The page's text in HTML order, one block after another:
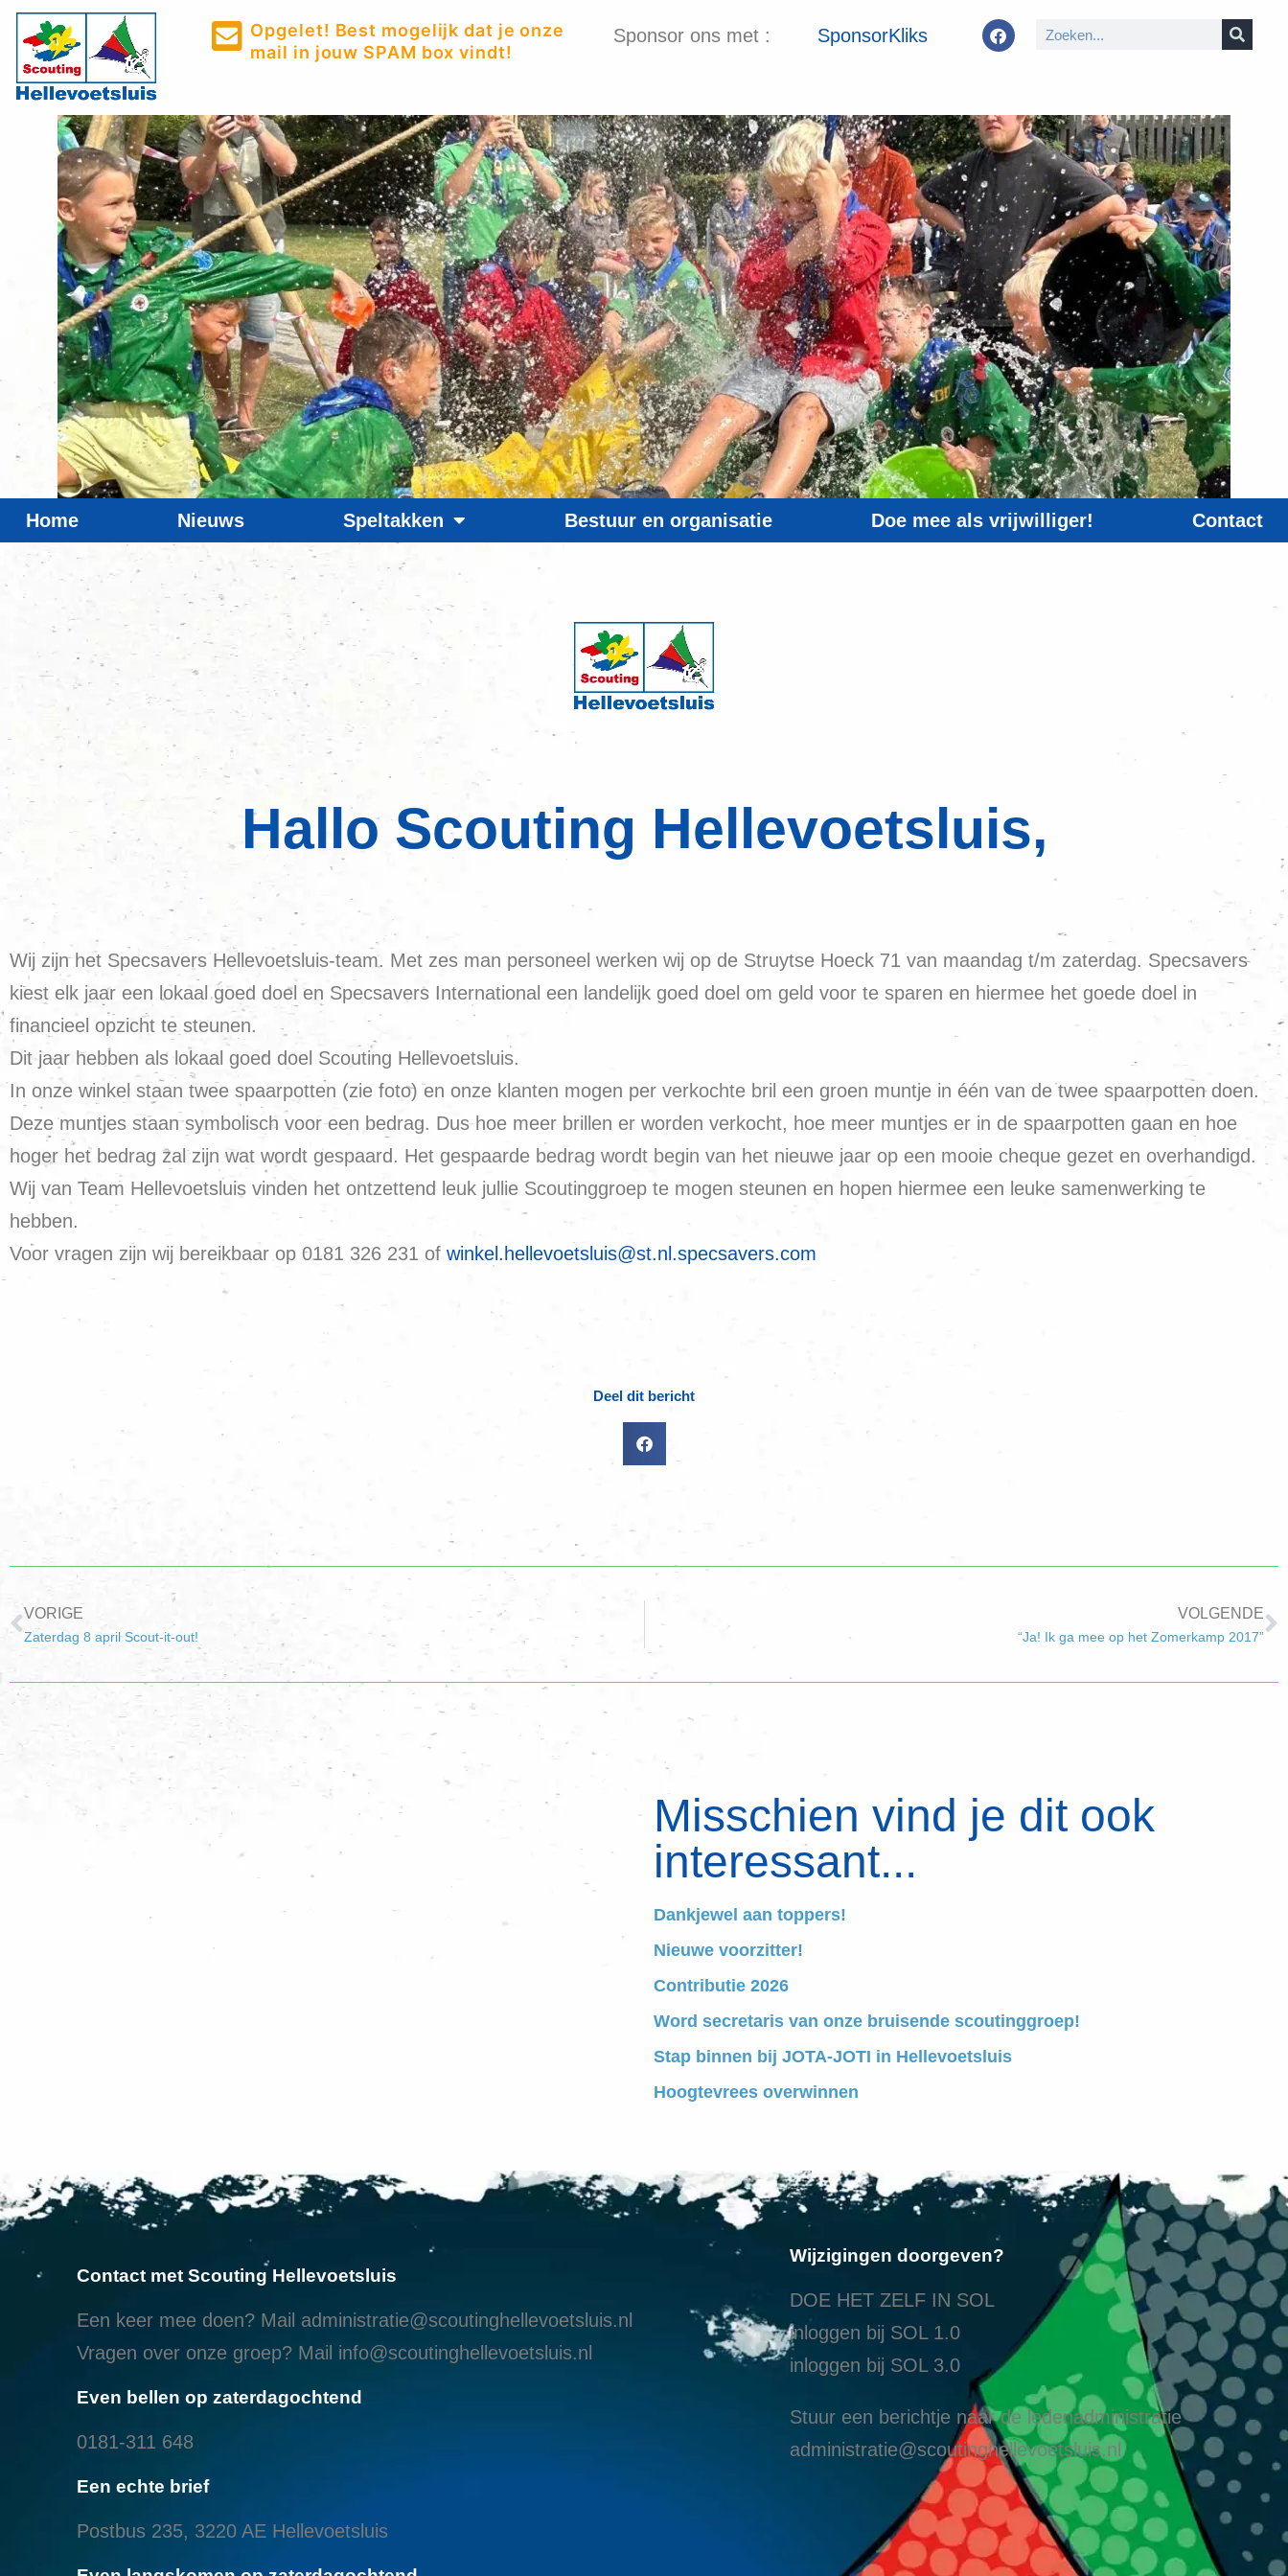
Opgelet! Best mogelijk dat je onze
mail in jouw SPAM box vindt!
Sponsor ons met : SponsorKliks
Home Nieuws Speltakken Bestuur en organisatie Doe mee als vrijwilliger! Contact
Hallo Scouting Hellevoetsluis,
Wij zijn het Specsavers Hellevoetsluis-team. Met zes man personeel werken wij op de Struytse Hoeck 71 van maandag t/m zaterdag. Specsavers
kiest elk jaar een lokaal goed doel en Specsavers International een landelijk goed doel om geld voor te sparen en hiermee het goede doel in
financieel opzicht te steunen.
Dit jaar hebben als lokaal goed doel Scouting Hellevoetsluis.
In onze winkel staan twee spaarpotten (zie foto) en onze klanten mogen per verkochte bril een groen muntje in één van de twee spaarpotten doen.
Deze muntjes staan symbolisch voor een bedrag. Dus hoe meer brillen er worden verkocht, hoe meer muntjes er in de spaarpotten gaan en hoe
hoger het bedrag zal zijn wat wordt gespaard. Het gespaarde bedrag wordt begin van het nieuwe jaar op een mooie cheque gezet en overhandigd.
Wij van Team Hellevoetsluis vinden het ontzettend leuk jullie Scoutinggroep te mogen steunen en hopen hiermee een leuke samenwerking te
hebben.
Voor vragen zijn wij bereikbaar op 0181 326 231 of winkel.hellevoetsluis@st.nl.specsavers.com
Deel dit bericht
VORIGE
Zaterdag 8 april Scout-it-out!
VOLGENDE
“Ja! Ik ga mee op het Zomerkamp 2017”
Misschien vind je dit ook
interessant...
Dankjewel aan toppers!
Nieuwe voorzitter!
Contributie 2026
Word secretaris van onze bruisende scoutinggroep!
Stap binnen bij JOTA-JOTI in Hellevoetsluis
Hoogtevrees overwinnen
Contact met Scouting Hellevoetsluis
Een keer mee doen? Mail administratie@scoutinghellevoetsluis.nl
Vragen over onze groep? Mail info@scoutinghellevoetsluis.nl
Even bellen op zaterdagochtend
0181-311 648
Een echte brief
Postbus 235, 3220 AE Hellevoetsluis
Wijzigingen doorgeven?
DOE HET ZELF IN SOL
inloggen bij SOL 1.0
inloggen bij SOL 3.0
Stuur een berichtje naar de ledenadministratie
administratie@scoutinghellevoetsluis.nl